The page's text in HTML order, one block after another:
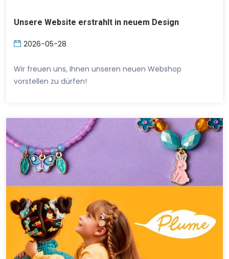
Unsere Website erstrahlt in neuem Design
2026-05-28
Wir freuen uns, Ihnen unseren neuen Webshop
vorstellen zu dürfen!